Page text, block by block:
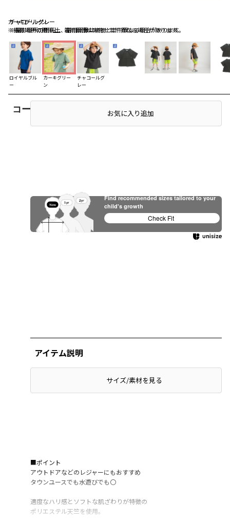
カーキグリーン
※撮影場所の関係上、着用画像は実物と若干異なる場合があります。
チャコールグレー
※撮影場所の関係上、着用画像は実物と若干異なる場合があります。
チャコールグレー
ロイヤルブル
ー
カーキグリー
ン
チャコールグ
レー
コーディネート お気に入り追加
アイテム説明
サイズ/素材を見る
■ポイント
アウトドアなどのレジャーにもおすすめ
タウンユースでも水遊びでも〇
適度なハリ感とソフトな肌ざわりが特徴の
ポリエステル天竺を使用。
Find recommended sizes tailored to your
child's growth
Check Fit